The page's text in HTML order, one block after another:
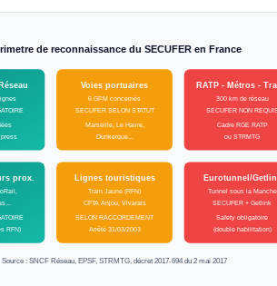
de reconnaissance du SECUFER en France
Voies portuaires
6 GPM concernés
SECUFER SELON STATUT
Marseille, Le Havre,
Dunkerque...
RATP - Métros -
300 km de réseau
SECUFER NON
Cadre RGE RATP
ou STRMTG
prox.
RFN)
Lignes touristiques
Train Jaune (RFN)
CFTA Anjou, Vivarais
SELON RACCORDEMENT
Arrêté 31/03/2003
Eurotunnel/
Tunnel sous la Manche
SECUFER + Getlink
Safety obligatoire
(double habilitation)
Source : SNCF Réseau, EPSF, STRMTG, décret 2017-694 du 2 mai 2017